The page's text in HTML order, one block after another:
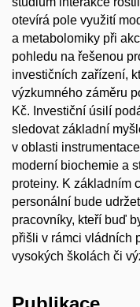
otevírá pole využití
a metabolomiky při
pohledu na řešenou
investičních zařízení,
výzkumného záměru
Kč. Investiční úsilí
sledovat základní
v oblasti
moderní biochemie a
proteiny. K základním
personální bude
pracovníky, kteří buď
přišli v rámci vládních
vysokých školách či